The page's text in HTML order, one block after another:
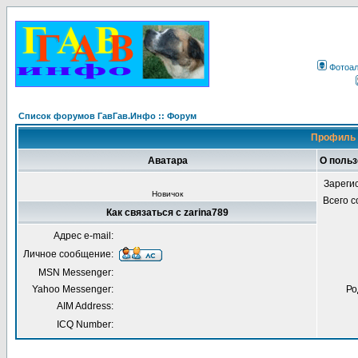
Список форумов ГавГав.Инфо :: Форум
Профиль
Аватара О
Новичок
Всего
Как связаться с zarina789
Адрес e-mail:
Личное сообщение:
MSN Messenger:
Yahoo Messenger:
AIM Address:
ICQ Number: